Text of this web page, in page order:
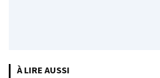
À LIRE AUSSI